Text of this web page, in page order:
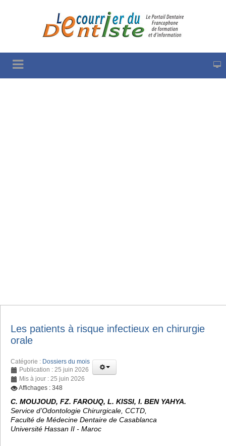
Les patients à risque infectieux en chirurgie
orale
Catégorie : Dossiers du mois
Publication : 25 juin 2026
Mis à jour : 25 juin 2026
Affichages : 348
C. MOUJOUD, FZ. FAROUQ, L. KISSI, I. BEN YAHYA.
Service d’Odontologie Chirurgicale, CCTD,
Faculté de Médecine Dentaire de Casablanca
Université Hassan II - Maroc